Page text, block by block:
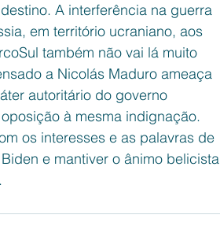
A interferência na guerra
em território ucraniano, aos
também não vai lá muito
a Nicolás Maduro ameaça
autoritário do governo
à mesma indignação.
os interesses e as palavras de
e mantiver o ânimo belicista